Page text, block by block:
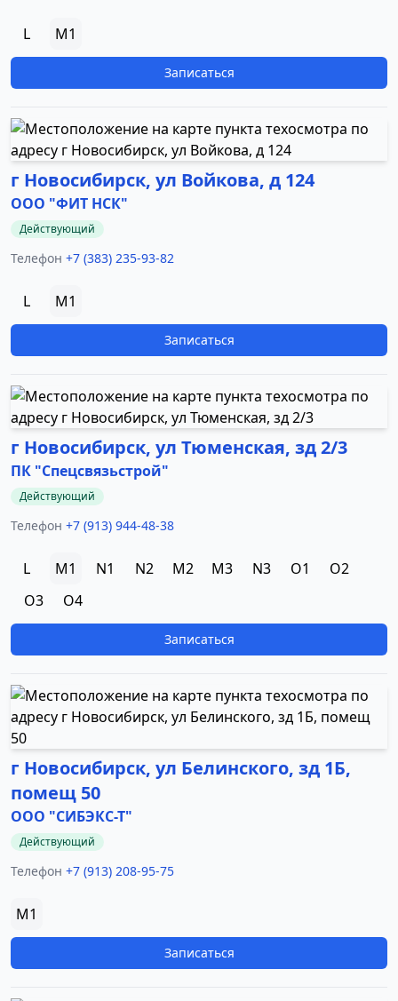
L M1
Записаться
г Новосибирск, ул Войкова, д 124
ООО "ФИТ НСК"
Действующий
Телефон +7 (383) 235-93-82
L M1
Записаться
г Новосибирск, ул Тюменская, зд 2/3
ПК "Спецсвязьстрой"
Действующий
Телефон +7 (913) 944-48-38
L M1 N1 N2 M2 M3 N3 O1
O2
O3
O4
Записаться
г Новосибирск, ул Белинского, зд 1Б,
помещ 50
ООО "СИБЭКС-Т"
Действующий
Телефон +7 (913) 208-95-75
M1
Записаться